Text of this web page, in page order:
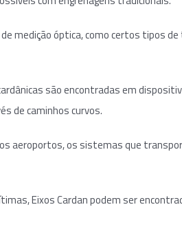
medição óptica, como certos tipos
são encontradas em
de caminhos curvos.
aeroportos, os sistemas que
Eixos Cardan podem ser